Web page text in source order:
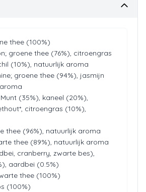
thee (100%)
groene thee (76%), citroengras
(10%), natuurlijk aroma
groene thee (94%), jasmijn
(35%), kaneel (20%),
citroengras (10%),
thee (96%), natuurlijk aroma
thee (89%), natuurlijk aroma
cranberry, zwarte bes),
aardbei (0.5%)
thee (100%)
(100%)